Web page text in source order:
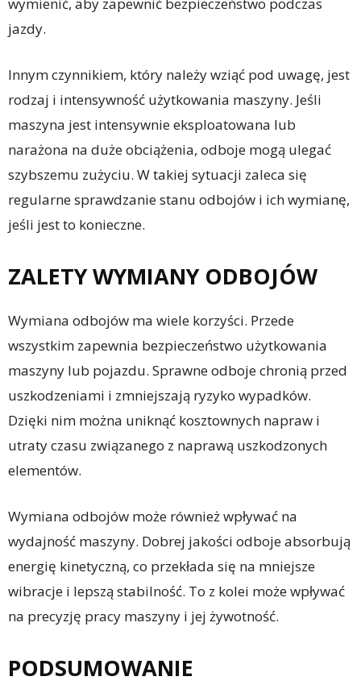
jazdy.
Innym czynnikiem, który należy wziąć pod uwagę, jest
rodzaj i intensywność użytkowania maszyny. Jeśli
maszyna jest intensywnie eksploatowana lub
narażona na duże obciążenia, odboje mogą ulegać
szybszemu zużyciu. W takiej sytuacji zaleca się
regularne sprawdzanie stanu odbojów i ich wymianę,
jeśli jest to konieczne.
ZALETY WYMIANY ODBOJÓW
Wymiana odbojów ma wiele korzyści. Przede
wszystkim zapewnia bezpieczeństwo użytkowania
maszyny lub pojazdu. Sprawne odboje chronią przed
uszkodzeniami i zmniejszają ryzyko wypadków.
Dzięki nim można uniknąć kosztownych napraw i
utraty czasu związanego z naprawą uszkodzonych
elementów.
Wymiana odbojów może również wpływać na
wydajność maszyny. Dobrej jakości odboje absorbują
energię kinetyczną, co przekłada się na mniejsze
wibracje i lepszą stabilność. To z kolei może wpływać
na precyzję pracy maszyny i jej żywotność.
PODSUMOWANIE